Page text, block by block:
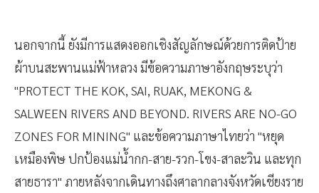
นอกจากนี้ ยังมีการแสดงออกเชิงสัญลักษณ์ด้วยการติดป้าย
ผ้าบนสะพานแม่ฟ้าหลวง มีข้อความภาษาอังกฤษระบุว่า
"PROTECT THE KOK, SAI, RUAK, MEKONG &
SALWEEN RIVERS AND BEYOND. RIVERS ARE NO-GO
ZONES FOR MINING" และข้อความภาษาไทยว่า "หยุด
เหมืองพิษ ปกป้องแม่น้ำกก-สาย-รวก-โขง-สาละวิน และทุก